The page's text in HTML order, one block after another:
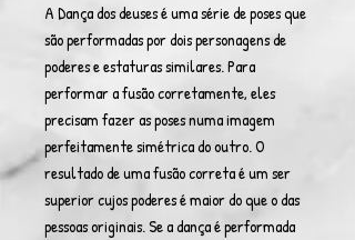
A Dança dos deuses é uma série de poses que
são performadas por dois personagens de
poderes e estaturas similares. Para
performar a fusão corretamente, eles
precisam fazer as poses numa imagem
perfeitamente simétrica do outro. O
resultado de uma fusão correta é um ser
superior cujos poderes é maior do que o das
pessoas originais. Se a dança é performada